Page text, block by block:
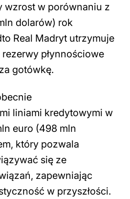
wzrost w porównaniu z
dolarów) rok
Real Madryt utrzymuje
płynnościowe
gotówkę.
liniami kredytowymi w
euro (498 mln
który pozwala
się ze
zapewniając
w przyszłości.